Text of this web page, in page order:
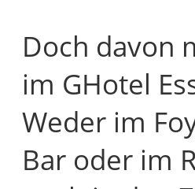
Doch davon
im GHotel
Weder im
Bar oder im